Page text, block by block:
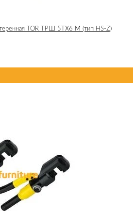
TOR ТРШ 5ТХ6 М (тип HS-Z)